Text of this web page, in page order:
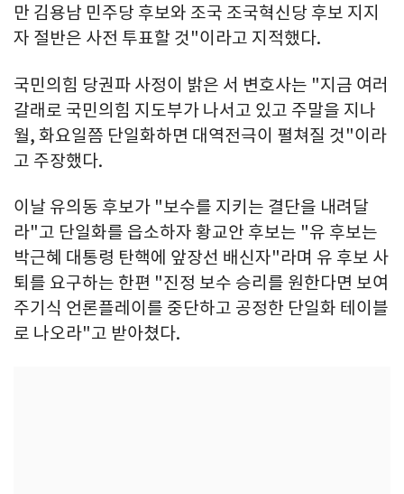
만 김용남 민주당 후보와 조국 조국혁신당 후보 지지
자 절반은 사전 투표할 것"이라고 지적했다.
국민의힘 당권파 사정이 밝은 서 변호사는 "지금 여러
갈래로 국민의힘 지도부가 나서고 있고 주말을 지나
월, 화요일쯤 단일화하면 대역전극이 펼쳐질 것"이라
고 주장했다.
이날 유의동 후보가 "보수를 지키는 결단을 내려달
라"고 단일화를 읍소하자 황교안 후보는 "유 후보는
박근혜 대통령 탄핵에 앞장선 배신자"라며 유 후보 사
퇴를 요구하는 한편 "진정 보수 승리를 원한다면 보여
주기식 언론플레이를 중단하고 공정한 단일화 테이블
로 나오라"고 받아쳤다.